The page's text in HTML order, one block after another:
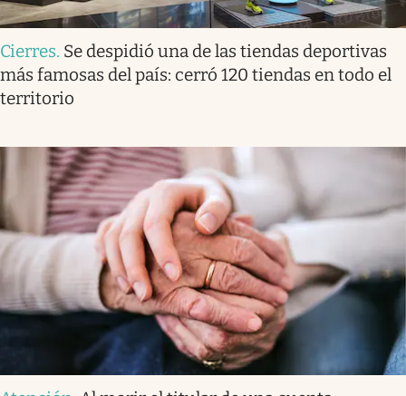
Cierres. Se despidió una de las tiendas deportivas
más famosas del país: cerró 120 tiendas en todo el
territorio